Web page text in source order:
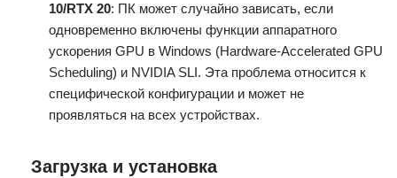
10/RTX 20: ПК может случайно зависать, если
одновременно включены функции аппаратного
ускорения GPU в Windows (Hardware-Accelerated GPU
Scheduling) и NVIDIA SLI. Эта проблема относится к
специфической конфигурации и может не
проявляться на всех устройствах.
Загрузка и установка